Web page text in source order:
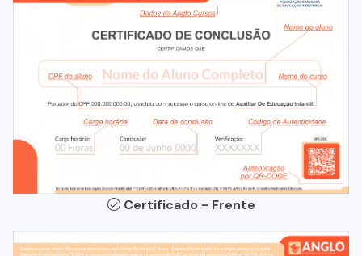
Certificado - Frente